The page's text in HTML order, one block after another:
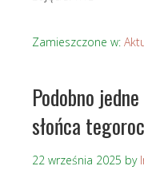
Zamieszczone w:
Podobno
słońca
22 września 2025 by